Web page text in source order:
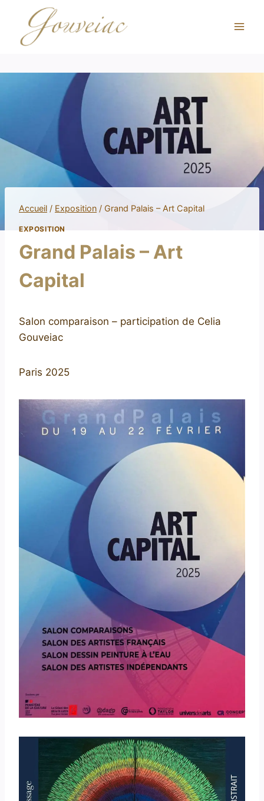
Accueil / Exposition / Grand Palais – Art Capital
EXPOSITION
Grand Palais – Art
Capital
Salon comparaison – participation de Celia
Gouveiac
Paris 2025